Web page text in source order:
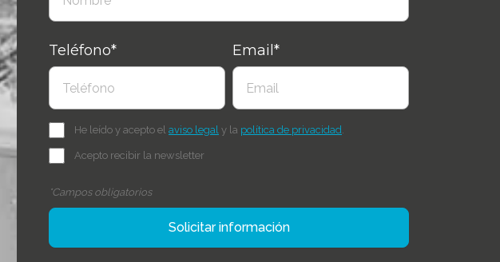
Teléfono* Email*
He leído y acepto el aviso legal y la política de privacidad.
Acepto recibir la newsletter
*Campos obligatorios